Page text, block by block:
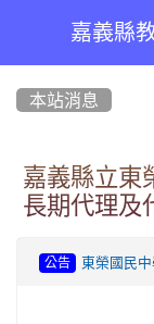
嘉義縣
本站消息
嘉義縣立東
長期代理及
公告 東榮國民中